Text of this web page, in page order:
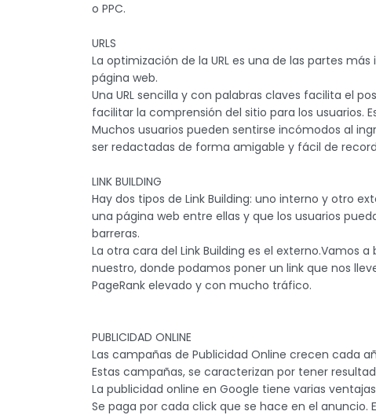
o PPC.
URLS
La optimización de la URL es una de las partes
página web.
Una URL sencilla y con palabras claves facilita el
facilitar la comprensión del sitio para los usuarios.
Muchos usuarios pueden sentirse incómodos al
ser redactadas de forma amigable y fácil de
LINK BUILDING
Hay dos tipos de Link Building: uno interno y otro
una página web entre ellas y que los usuarios
barreras.
La otra cara del Link Building es el externo.Vamos
nuestro, donde podamos poner un link que nos
PageRank elevado y con mucho tráfico.
PUBLICIDAD ONLINE
Las campañas de Publicidad Online crecen cada
Estas campañas, se caracterizan por tener
La publicidad online en Google tiene varias
Se paga por cada click que se hace en el anuncio.